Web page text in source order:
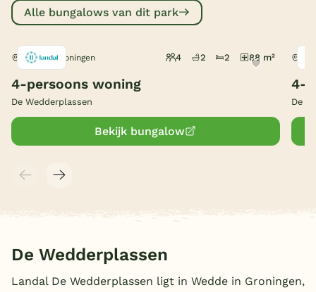
Limburg
Onze e-boeken
Alle bungalows van dit park
Wedde, Groningen 4 2 2 88 m²
4-persoons woning
De Wedderplassen
Bekijk bungalow
4-
De
De Wedderplassen
Landal De Wedderplassen ligt in Wedde in Groningen,